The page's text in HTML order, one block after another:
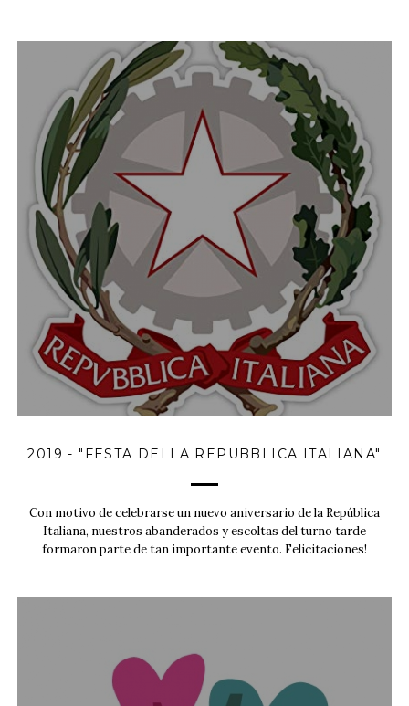
2019 - "FESTA DELLA REPUBBLICA ITALIANA"
Con motivo de celebrarse un nuevo aniversario de la República
Italiana, nuestros abanderados y escoltas del turno tarde
formaron parte de tan importante evento. Felicitaciones!